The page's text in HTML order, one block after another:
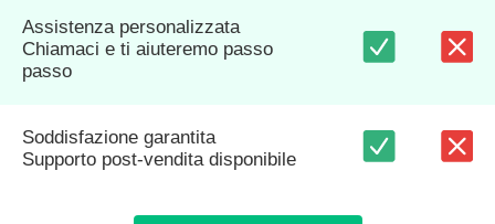
Assistenza personalizzata
Chiamaci e ti aiuteremo passo
passo
Soddisfazione garantita
Supporto post-vendita disponibile